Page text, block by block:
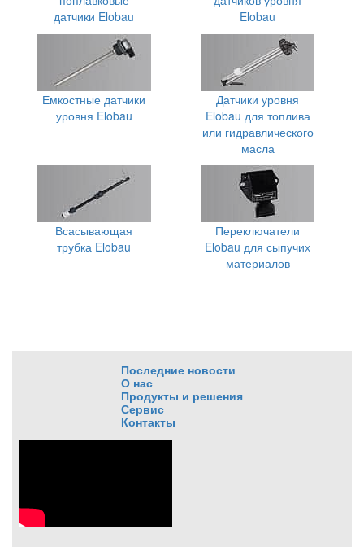
датчики Elobau
Elobau
Емкостные датчики
уровня Elobau
Датчики уровня
Elobau для топлива
или гидравлического
масла
Всасывающая
трубка Elobau
Переключатели
Elobau для сыпучих
материалов
Последние новости
О нас
Продукты и решения
Сервис
Контакты